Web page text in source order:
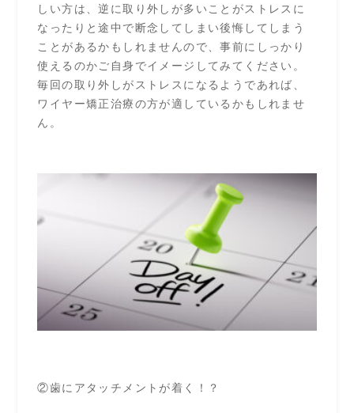
しい方は、逆に取り外しが多いことがストレスに
なったりと途中で断念してしまい後悔してしまう
ことがあるかもしれませんので、事前にしっかり
使えるのかご自身でイメージしてみてください。
毎回の取り外しがストレスになるようであれば、
ワイヤー矯正治療の方が適しているかもしれませ
ん。
②歯にアタッチメントが着く！？